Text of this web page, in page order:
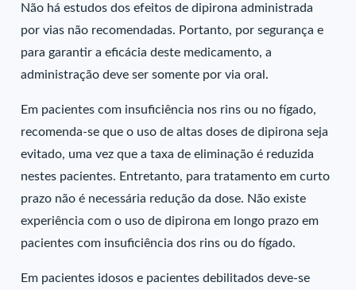
Não há estudos dos efeitos de dipirona administrada
por vias não recomendadas. Portanto, por segurança e
para garantir a eficácia deste medicamento, a
administração deve ser somente por via oral.
Em pacientes com insuficiência nos rins ou no fígado,
recomenda-se que o uso de altas doses de dipirona seja
evitado, uma vez que a taxa de eliminação é reduzida
nestes pacientes. Entretanto, para tratamento em curto
prazo não é necessária redução da dose. Não existe
experiência com o uso de dipirona em longo prazo em
pacientes com insuficiência dos rins ou do fígado.
Em pacientes idosos e pacientes debilitados deve-se